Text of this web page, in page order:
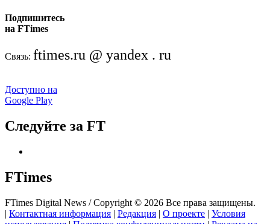
Подпишитесь
на FTimes
Связь: ftimes.ru @ yandex . ru
Доступно на
Google Play
Следуйте за FT
FTimes
FTimes Digital News / Copyright © 2026 Все права защищены.
| Контактная информация | Редакция | О проекте | Условия